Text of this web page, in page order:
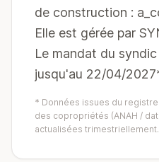
de construction :
Elle est gérée par
Le mandat du
jusqu'au 22/04/
* Données issues du
des copropriétés (ANAH /
actualisées trimestriellement.